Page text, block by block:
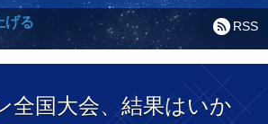
RSS
げる
全国大会、結果はいか